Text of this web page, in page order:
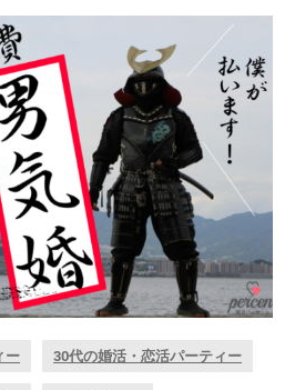
ー 30代の婚活・恋活パーティー